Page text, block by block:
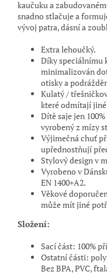
kaučuku a
snadno stlačuje a
vývoj patra, dásní a
Extra lehoučký.
Díky speciálnímu
minimalizován
otisky a
Kulatý /
které odmítají
Dítě saje jen
vyrobený z mízy
Výjimečná chuť
upřednostňují
Stylový design v
Vyrobeno v
EN 1400+A2.
Věkové
může mít jiné
Složení:
Sací část: 100%
Ostatní části:
Bez BPA, PVC,